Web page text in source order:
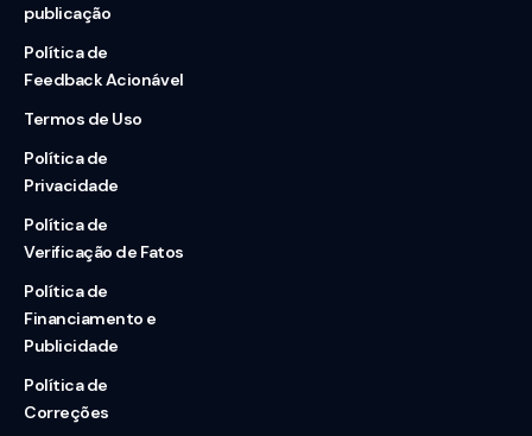
publicação
Política de
Feedback Acionável
Termos de Uso
Política de
Privacidade
Política de
Verificação de Fatos
Política de
Financiamento e
Publicidade
Política de
Correções